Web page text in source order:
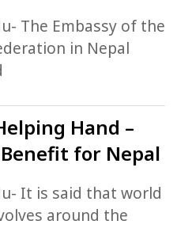
The Embassy of the
in Nepal
Hand –
for Nepal
It is said that world
around the